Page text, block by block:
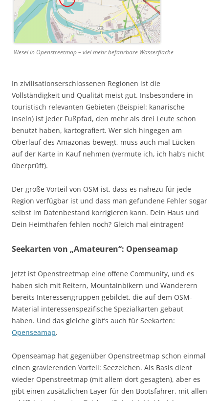
Wesel in Openstreetmap – viel mehr befahrbare Wasserfläche
In zivilisationserschlossenen Regionen ist die
Vollständigkeit und Qualität meist gut. Insbesondere in
touristisch relevanten Gebieten (Beispiel: kanarische
Inseln) ist jeder Fußpfad, den mehr als drei Leute schon
benutzt haben, kartografiert. Wer sich hingegen am
Oberlauf des Amazonas bewegt, muss auch mal Lücken
auf der Karte in Kauf nehmen (vermute ich, ich hab’s nicht
überprüft).
Der große Vorteil von OSM ist, dass es nahezu für jede
Region verfügbar ist und dass man gefundene Fehler sogar
selbst im Datenbestand korrigieren kann. Dein Haus und
Dein Heimthafen fehlen noch? Gleich mal eintragen!
Seekarten von „Amateuren“: Openseamap
Jetzt ist Openstreetmap eine offene Community, und es
haben sich mit Reitern, Mountainbikern und Wanderern
bereits Interessengruppen gebildet, die auf dem OSM-
Material interessenspezifische Spezialkarten gebaut
haben. Und das gleiche gibt’s auch für Seekarten:
Openseamap.
Openseamap hat gegenüber Openstreetmap schon einmal
einen gravierenden Vorteil: Seezeichen. Als Basis dient
wieder Openstreetmap (mit allem dort gesagten), aber es
gibt einen zusätzlichen Layer für den Bootsfahrer, mit allen